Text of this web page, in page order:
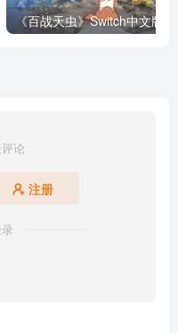
论
注册